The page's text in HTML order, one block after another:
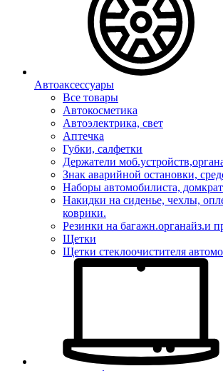
Автоаксессуары
Все товары
Автокосметика
Автоэлектрика, свет
Аптечка
Губки, салфетки
Держатели
Знак аварийной остановки,
Наборы автомобилиста,
Накидки на сиденье, чехлы,
коврики.
Резинки на багажн.органайз.и
Щетки
Щетки стеклоочистителя